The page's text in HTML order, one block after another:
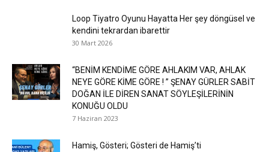
Loop Tiyatro Oyunu Hayatta Her şey döngüsel ve
kendini tekrardan ibarettir
30 Mart 2026
“BENİM KENDİME GÖRE AHLAKIM VAR, AHLAK
NEYE GÖRE KİME GÖRE ! ” ŞENAY GÜRLER SABİT
DOĞAN İLE DİREN SANAT SÖYLEŞİLERİNİN
KONUĞU OLDU
7 Haziran 2023
Hamiş, Gösteri; Gösteri de Hamiş’ti